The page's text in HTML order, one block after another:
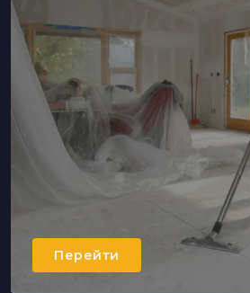
Перейти